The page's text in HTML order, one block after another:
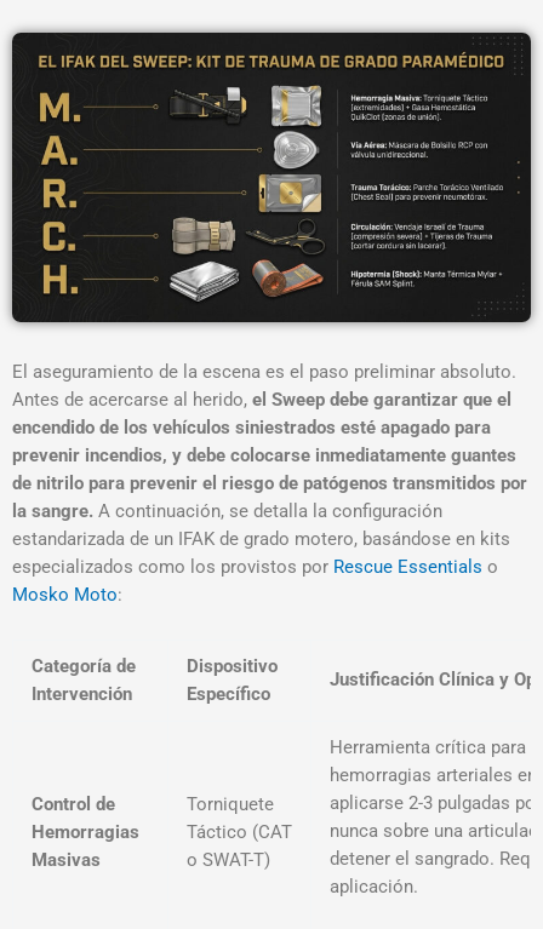
El aseguramiento de la escena es el paso preliminar absoluto.
Antes de acercarse al herido, el Sweep debe garantizar que el
encendido de los vehículos siniestrados esté apagado para
prevenir incendios, y debe colocarse inmediatamente guantes
de nitrilo para prevenir el riesgo de patógenos transmitidos por
la sangre. A continuación, se detalla la configuración
estandarizada de un IFAK de grado motero, basándose en kits
especializados como los provistos por Rescue Essentials o
Mosko Moto:
Categoría de
Intervención
Dispositivo
Específico
Justificación Clínica y
Control de
Hemorragias
Masivas
Torniquete
Táctico (CAT
o SWAT-T)
Herramienta crítica para
hemorragias arteriales en
aplicarse 2-3 pulgadas
nunca sobre una
detener el sangrado.
aplicación.